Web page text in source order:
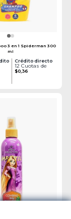
3 en 1 Spiderman 300
ml
Crédito directo
12 Cuotas de
$0,36